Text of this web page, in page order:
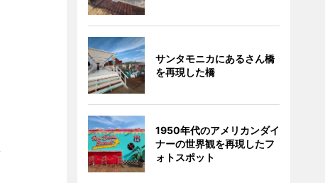
サンタモニカにあるさん橋
を再現した橋
1950年代のアメリカンダイ
ナーの世界観を再現したフ
ォトスポット